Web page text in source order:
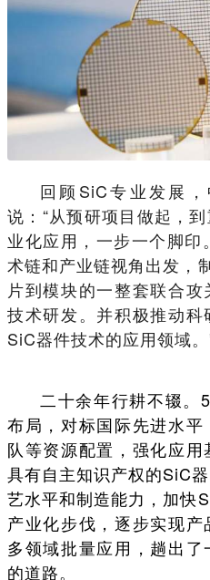
回顾SiC专业发展
说：“从预研项目做起，
业化应用，一步一个脚
术链和产业链视角出发，
片到模块的一整套联合
技术研发。并积极推动
SiC器件技术的应用领域。
二十余年行耕不辍。
布局，对标国际先进水
队等资源配置，强化应
具有自主知识产权的SiC
艺水平和制造能力，加快
产业化步伐，逐步实现
多领域批量应用，趟出
的道路。